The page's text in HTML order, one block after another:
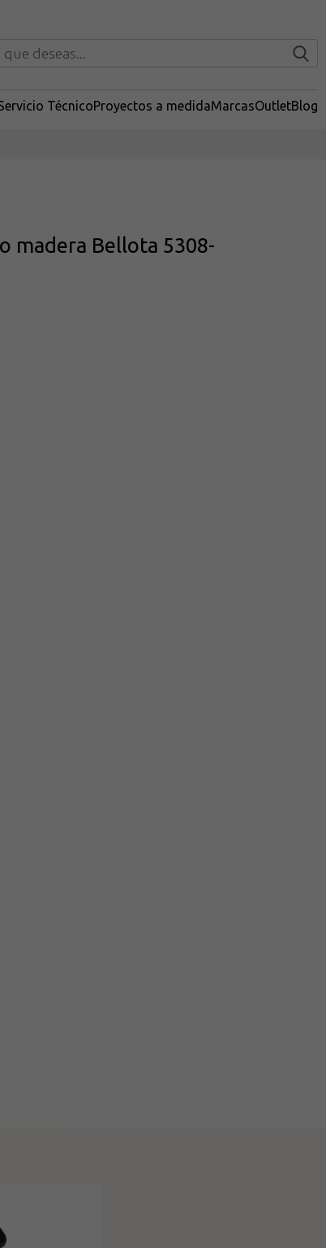
TécnicoProyectos a medidaMarcasOutletBlog
madera Bellota 5308-